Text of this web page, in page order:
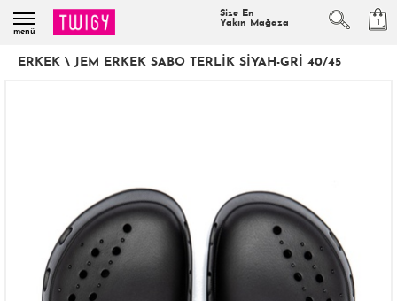
menü
Size En
Yakın Mağaza
1
ERKEK \ JEM ERKEK SABO TERLIK SIYAH-GRI 40/45